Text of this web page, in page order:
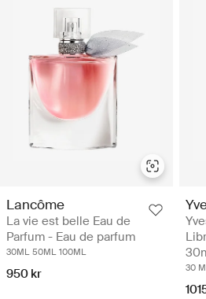
Lancôme
La vie est belle Eau de
Parfum - Eau de parfum
30ML 50ML 100ML
950 kr 30